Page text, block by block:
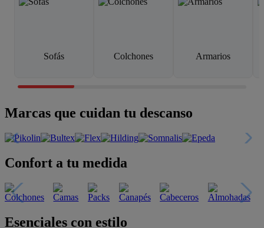
Sofás Colchones Armarios
Marcas que cuidan tu descanso
Confort a tu medida
Esenciales con estilo